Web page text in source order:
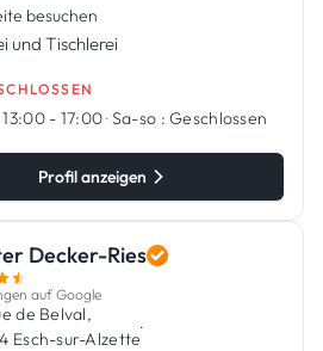
besuchen
und Tischlerei
- 17:00·Sa-so : Geschlossen
Profil anzeigen
Decker-Ries
auf Google
de Belval,
Esch-sur-Alzette
·